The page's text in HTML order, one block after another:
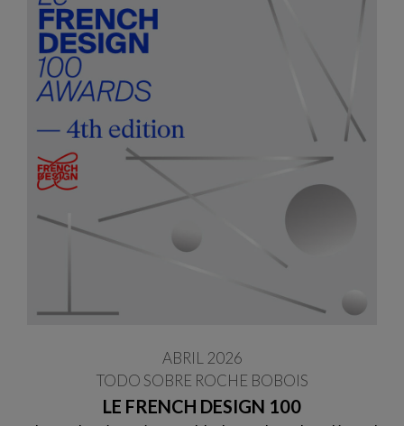
LE FRENCH DESIGN 100
ABRIL 2026
TODO SOBRE ROCHE BOBOIS